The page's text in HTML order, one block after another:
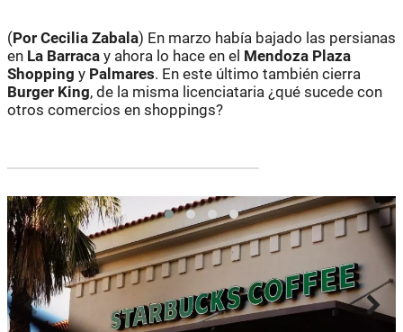
(Por Cecilia Zabala) En marzo había bajado las persianas
en La Barraca y ahora lo hace en el Mendoza Plaza
Shopping y Palmares. En este último también cierra
Burger King, de la misma licenciataria ¿qué sucede con
otros comercios en shoppings?